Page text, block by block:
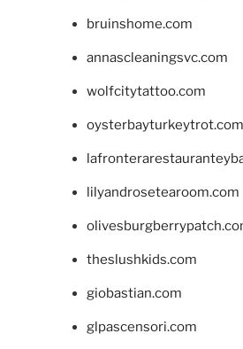
bruinshome.com
annascleaningsvc.com
wolfcitytattoo.com
oysterbayturkeytrot.com
lilyandrosetearoom.com
theslushkids.com
giobastian.com
glpascensori.com